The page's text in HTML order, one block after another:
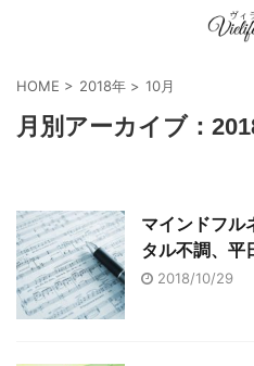
HOME > 2018年 > 10月
月別アーカイブ：
マインドフル
タル不調、平
2018/10/29